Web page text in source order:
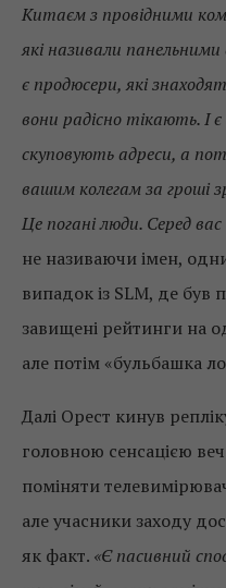
Китаєм з провідними
які називали
є продюсери, які
вони радісно тікають. І
скуповують адреси, а
вашим колегам за гроші
Це погані люди. Серед
не називаючи імен,
випадок із SLM, де
завищені рейтинги на
але потім «бульбашка
Далі Орест кинув
головною сенсацією
поміняти
але учасники заходу
як факт. «Є пасивний